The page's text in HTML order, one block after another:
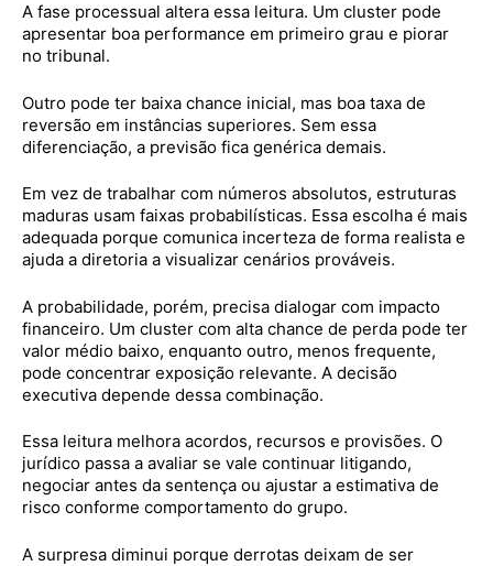
A fase processual altera essa leitura. Um cluster pode
apresentar boa performance em primeiro grau e piorar
no tribunal.
Outro pode ter baixa chance inicial, mas boa taxa de
reversão em instâncias superiores. Sem essa
diferenciação, a previsão fica genérica demais.
Em vez de trabalhar com números absolutos, estruturas
maduras usam faixas probabilísticas. Essa escolha é mais
adequada porque comunica incerteza de forma realista e
ajuda a diretoria a visualizar cenários prováveis.
A probabilidade, porém, precisa dialogar com impacto
financeiro. Um cluster com alta chance de perda pode ter
valor médio baixo, enquanto outro, menos frequente,
pode concentrar exposição relevante. A decisão
executiva depende dessa combinação.
Essa leitura melhora acordos, recursos e provisões. O
jurídico passa a avaliar se vale continuar litigando,
negociar antes da sentença ou ajustar a estimativa de
risco conforme comportamento do grupo.
A surpresa diminui porque derrotas deixam de ser